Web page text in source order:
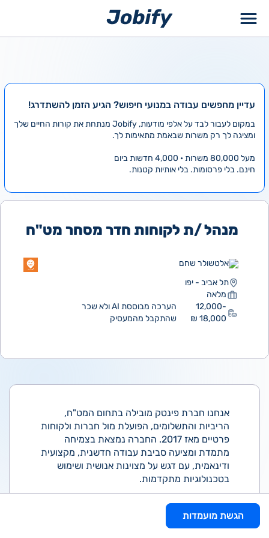
עדיין מחפשים עבודה במנועי חיפוש? הגיע הזמן להשתדרג!
במקום לעבור לבד על אלפי מודעות, Jobify מנתחת את קורות החיים שלך
ומציגה לך רק משרות שבאמת מתאימות לך.
מעל 80,000 משרות • 4,000 חדשות ביום
חינם. בלי פרסומות. בלי אותיות קטנות.
מנהל /ת לקוחות חדר מסחר מט"ח
אלטשולר שחם
תל אביב - יפו
מלאה
12,000-
18,000 ₪
הערכה מבוססת AI ולא שכר
שהתקבל מהמעסיק
אנחנו חברת פינטק מובילה בתחום המט"ח,
הריביות והתשלומים, הפועלת מול חברות ולקוחות
פרטיים מאז 2017. החברה נמצאת בצמיחה
מתמדת ומציעה סביבת עבודה חדשנית, מקצועית
ודינאמית, עם דגש על מצוינות אנושית ושימוש
בטכנולוגיות מתקדמות.
כעת אנחנו מחפשים מנהל /ת תיקי לקוחות לחדר
המסחר תפקיד מרכזי בליבת הפעילות של
החברה, שמאפשר להיות בקדמת הבמה מול
הגשת מועמדות